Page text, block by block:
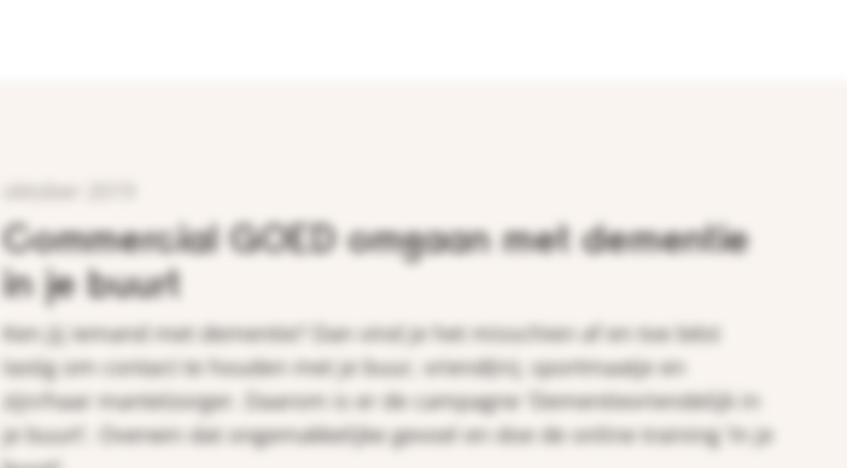
oktober 2019
Commercial GOED omgaan met dementie
in je buurt
Ken jij iemand met dementie? Dan vind je het misschien af en toe bést
lastig om contact te houden met je buur, vriend(in), sportmaatje en
zijn/haar mantelzorger. Daarom is er de campagne 'Dementievriendelijk in
je buurt'. Overwin dat ongemakkelijke gevoel en doe de online training ‘In je